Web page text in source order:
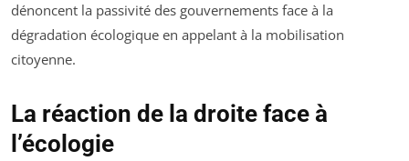
dénoncent la passivité des gouvernements face à la
dégradation écologique en appelant à la mobilisation
citoyenne.
La réaction de la droite face à
l’écologie